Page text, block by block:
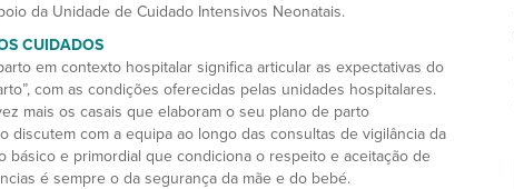
da Unidade de Cuidado Intensivos Neonatais.
CUIDADOS
em contexto hospitalar significa articular as expectativas do
com as condições oferecidas pelas unidades hospitalares.
mais os casais que elaboram o seu plano de parto
discutem com a equipa ao longo das consultas de vigilância da
básico e primordial que condiciona o respeito e aceitação de
é sempre o da segurança da mãe e do bebé.